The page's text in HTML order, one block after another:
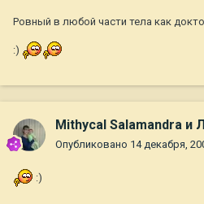
Ровный в любой части тела как
:)
Mithycal Salamandra и
Опубликовано 14 декабря,
:)